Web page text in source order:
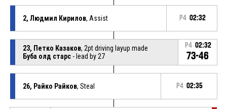
2, Людмил Кирилов, Assist P4 02:32
23, Петко Казаков, 2pt driving layup made
Буба олд старс- lead by 27
P4 02:32
73-46
26, Райко Райков, Steal P4 02:35